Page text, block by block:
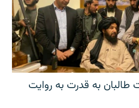
به قدرت به روایت